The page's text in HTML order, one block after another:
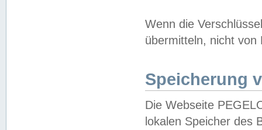
Wenn die
übermitteln, nicht von
Speicherung
Die Webseite
lokalen Speicher des